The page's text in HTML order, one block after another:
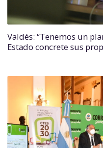
Valdés: “Tenemos un
Estado concrete sus